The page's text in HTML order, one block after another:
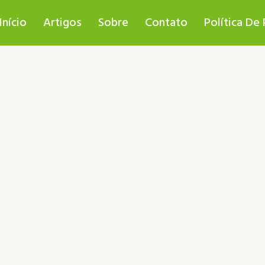
Início Artigos Sobre Contato Política De